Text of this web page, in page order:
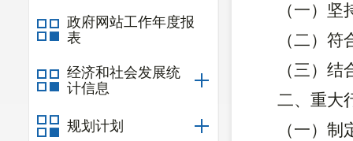
政府网站工作年度报
表
经济和社会发展统
计信息
规划计划
（一）
（二）
（三）
二、 重大
（一） 制